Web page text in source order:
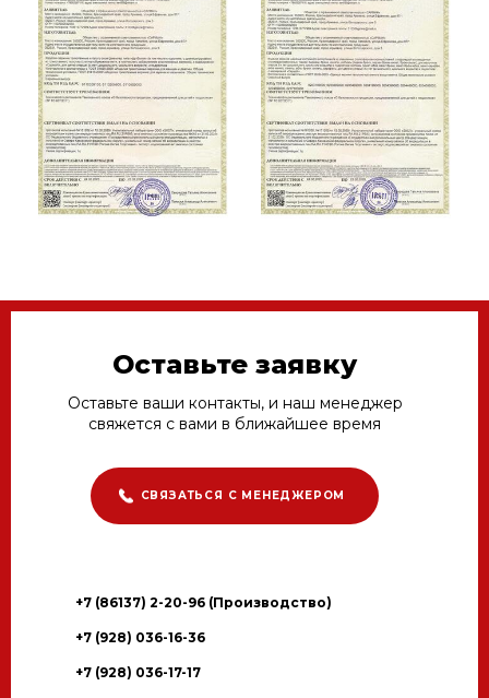
Оставьте заявку
Оставьте ваши контакты, и наш менеджер
свяжется с вами в ближайшее время
СВЯЗАТЬСЯ С МЕНЕДЖЕРОМ
+7 (86137) 2-20-96 (Производство)
+7 (928) 036-16-36
+7 (928) 036-17-17